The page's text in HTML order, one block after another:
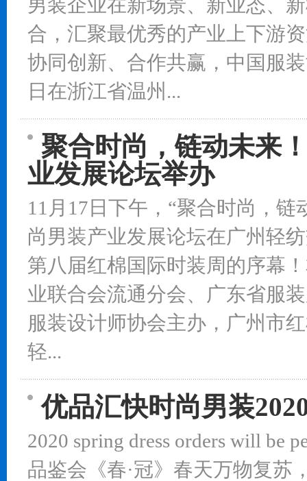
男装企业在新场景、新业态、
合，汇聚最优秀的产业上下游
协同创新、合作共赢，中国服
日在浙江省温州...
聚合时尚，链动未来
业发展论坛举办
11月17日下午，“聚合时尚，
尚男装产业发展论坛在广州轻
第八届红棉国际时装周的序幕
业联合会流通分会、广东省服
服装设计师协会主办，广州市
轻...
优品汇快时尚男装
2020 spring dress orders will be
品鉴会《春·冠》春天万物复苏